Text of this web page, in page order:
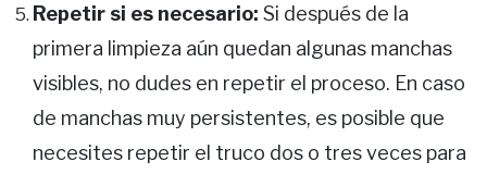
Repetir si es necesario: Si después de la
primera limpieza aún quedan algunas manchas
visibles, no dudes en repetir el proceso. En caso
de manchas muy persistentes, es posible que
necesites repetir el truco dos o tres veces para